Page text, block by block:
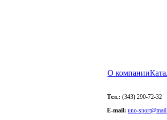
О компании
Тел.: (343) 290-72-32
E-mail: uno-